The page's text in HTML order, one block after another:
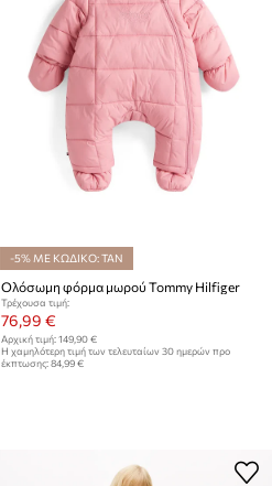
-5% ΜΕ ΚΩΔΙΚΟ: TAN
Ολόσωμη φόρμα μωρού Tommy Hilfiger
Τρέχουσα τιμή:
76,99 €
Αρχική τιμή: 149,90 €
Η χαμηλότερη τιμή των τελευταίων 30 ημερών προ
έκπτωσης: 84,99 €